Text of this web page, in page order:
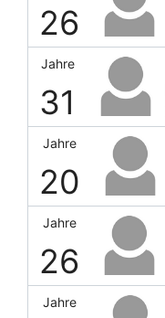
26
Jahre
31
Jahre
20
Jahre
26
Jahre